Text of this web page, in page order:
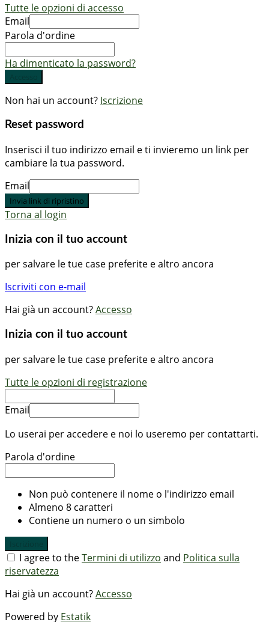
Tutte le opzioni di accesso
Email
Parola d'ordine
Ha dimenticato la password?
Non hai un account? Iscrizione
Reset password
Inserisci il tuo indirizzo email e ti invieremo un link per
cambiare la tua password.
Email
Invia link di ripristino
Torna al login
Inizia con il tuo account
per salvare le tue case preferite e altro ancora
Iscriviti con e-mail
Hai già un account?Accesso
Inizia con il tuo account
per salvare le tue case preferite e altro ancora
Tutte le opzioni di registrazione
Email
Lo userai per accedere e noi lo useremo per contattarti.
Parola d'ordine
Non può contenere il nome o l'indirizzo email
Almeno 8 caratteri
Contiene un numero o un simbolo
I agree to theTermini di utilizzo and Politica sulla
riservatezza
Hai già un account?Accesso
Powered by Estatik